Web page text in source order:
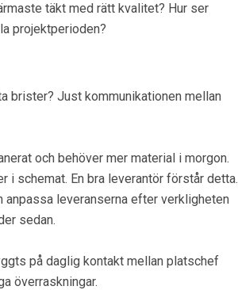
täkt med rätt kvalitet? Hur ser
projektperioden?
brister? Just kommunikationen mellan
och behöver mer material i morgon.
i schemat. En bra leverantör förstår detta.
leveranserna efter verkligheten
sedan.
på daglig kontakt mellan platschef
överraskningar.